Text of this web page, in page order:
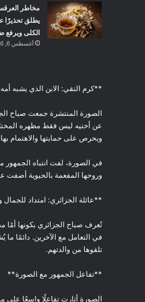
مخاطر
يطلق تحذيرًا
الكلى ويرفع
أغسطس 6, 2026
**كرم التقي: الابن الذي يشبه
الصورة المنتشرة جمعت صباح
عن أختيه ليس فقط مظهره
ويحرص على حمايتها والاهتمام
في الصورة، لفت انتباه الجمهور
وروحها المفعمة بالحيوية أضفت
**عائلة الجزائري: امتداد للجمال
تُعرف صباح الجزائري بكونها أمًا
في التعامل مع الآخرين. دائمًا ما
تلقوها من والدتهم.
**تفاعل الجمهور مع الصورة**
الصورة أثارت تفاعلًا واسعًا على